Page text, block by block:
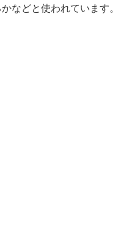
などと使われています。